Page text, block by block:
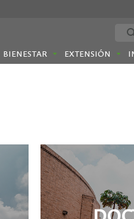
BIENESTAR EXTENSIÓN